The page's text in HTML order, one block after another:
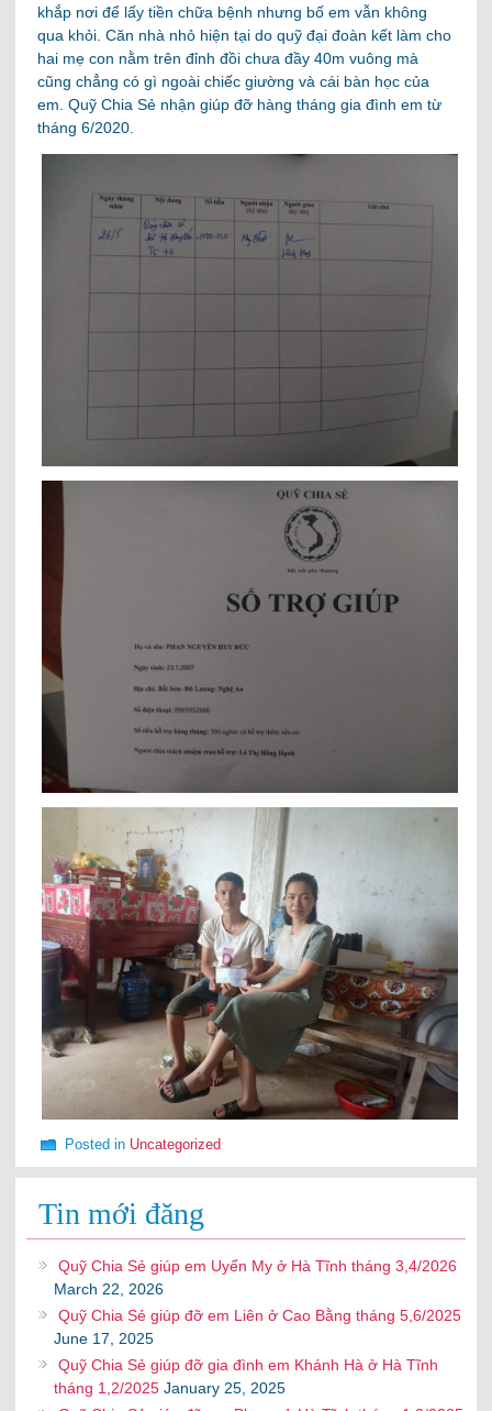
khắp nơi để lấy tiền chữa bệnh nhưng bố em vẫn không
qua khỏi. Căn nhà nhỏ hiện tại do quỹ đại đoàn kết làm cho
hai mẹ con nằm trên đỉnh đồi chưa đầy 40m vuông mà
cũng chẳng có gì ngoài chiếc giường và cái bàn học của
em. Quỹ Chia Sẻ nhận giúp đỡ hàng tháng gia đình em từ
tháng 6/2020.
Posted in Uncategorized
Tin mới đăng
Quỹ Chia Sẻ giúp em Uyển My ở Hà Tĩnh tháng 3,4/2026
March 22, 2026
Quỹ Chia Sẻ giúp đỡ em Liên ở Cao Bằng tháng 5,6/2025
June 17, 2025
Quỹ Chia Sẻ giúp đỡ gia đình em Khánh Hà ở Hà Tĩnh
tháng 1,2/2025 January 25, 2025